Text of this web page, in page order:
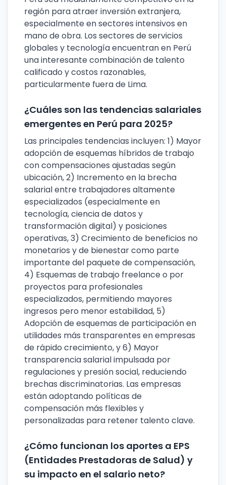
región para atraer inversión extranjera,
especialmente en sectores intensivos en
mano de obra. Los sectores de servicios
globales y tecnología encuentran en Perú
una interesante combinación de talento
calificado y costos razonables,
particularmente fuera de Lima.
¿Cuáles son las tendencias salariales
emergentes en Perú para 2025?
Las principales tendencias incluyen: 1) Mayor
adopción de esquemas híbridos de trabajo
con compensaciones ajustadas según
ubicación, 2) Incremento en la brecha
salarial entre trabajadores altamente
especializados (especialmente en
tecnología, ciencia de datos y
transformación digital) y posiciones
operativas, 3) Crecimiento de beneficios no
monetarios y de bienestar como parte
importante del paquete de compensación,
4) Esquemas de trabajo freelance o por
proyectos para profesionales
especializados, permitiendo mayores
ingresos pero menor estabilidad, 5)
Adopción de esquemas de participación en
utilidades más transparentes en empresas
de rápido crecimiento, y 6) Mayor
transparencia salarial impulsada por
regulaciones y presión social, reduciendo
brechas discriminatorias. Las empresas
están adoptando políticas de
compensación más flexibles y
personalizadas para retener talento clave.
¿Cómo funcionan los aportes a EPS
(Entidades Prestadoras de Salud) y
su impacto en el salario neto?